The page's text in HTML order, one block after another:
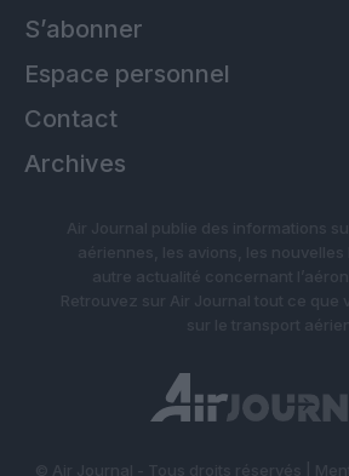
S’abonner
Espace personnel
Contact
Archives